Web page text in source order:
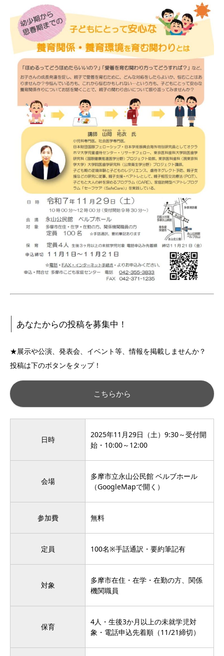
あなたからの投稿を募集中！
★展示や公演、発表会、イベント等、情報を掲載しませんか？
投稿は下のボタンをタップ！
こちらから
日時
2025年11月29日（土）9:30～受付開
始・10:00～12:00
会場
多摩市立永山公民館 ベルブホール
（GoogleMapで開く）
参加費 無料
定員 100名※手話通訳・要約筆記有
対象
多摩市在住・在学・在勤の方、関係
機関職員
保育
4人・生後3か月以上の未就学児対
象・電話申込先着順（11/21締切）